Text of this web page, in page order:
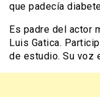
que padecía
Es padre del actor
Luis Gatica.
de estudio. Su voz